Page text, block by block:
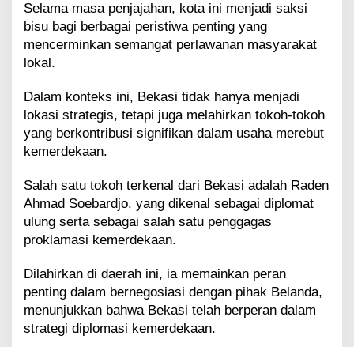
Selama masa penjajahan, kota ini menjadi saksi
bisu bagi berbagai peristiwa penting yang
mencerminkan semangat perlawanan masyarakat
lokal.
Dalam konteks ini, Bekasi tidak hanya menjadi
lokasi strategis, tetapi juga melahirkan tokoh-tokoh
yang berkontribusi signifikan dalam usaha merebut
kemerdekaan.
Salah satu tokoh terkenal dari Bekasi adalah Raden
Ahmad Soebardjo, yang dikenal sebagai diplomat
ulung serta sebagai salah satu penggagas
proklamasi kemerdekaan.
Dilahirkan di daerah ini, ia memainkan peran
penting dalam bernegosiasi dengan pihak Belanda,
menunjukkan bahwa Bekasi telah berperan dalam
strategi diplomasi kemerdekaan.